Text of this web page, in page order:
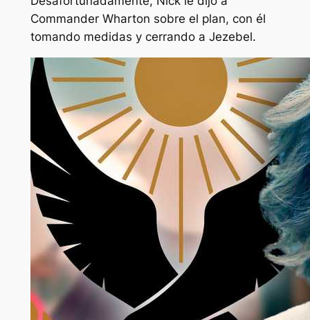
Commander Wharton sobre el plan, con él
tomando medidas y cerrando a Jezebel.